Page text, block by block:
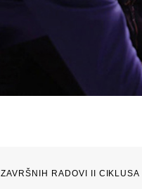
ZAVRŠNIH RADOVI II CIKLUSA